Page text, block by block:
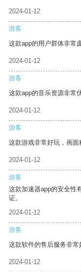
2024-01-12
游客
这款app的用户群体非常
2024-01-12
游客
这款app的音乐资源非常
2024-01-12
游客
这款游戏非常好玩，画面
2024-01-12
游客
这款加速器app的安全性
证。
2024-01-12
游客
这款软件的售后服务非常
2024-01-12